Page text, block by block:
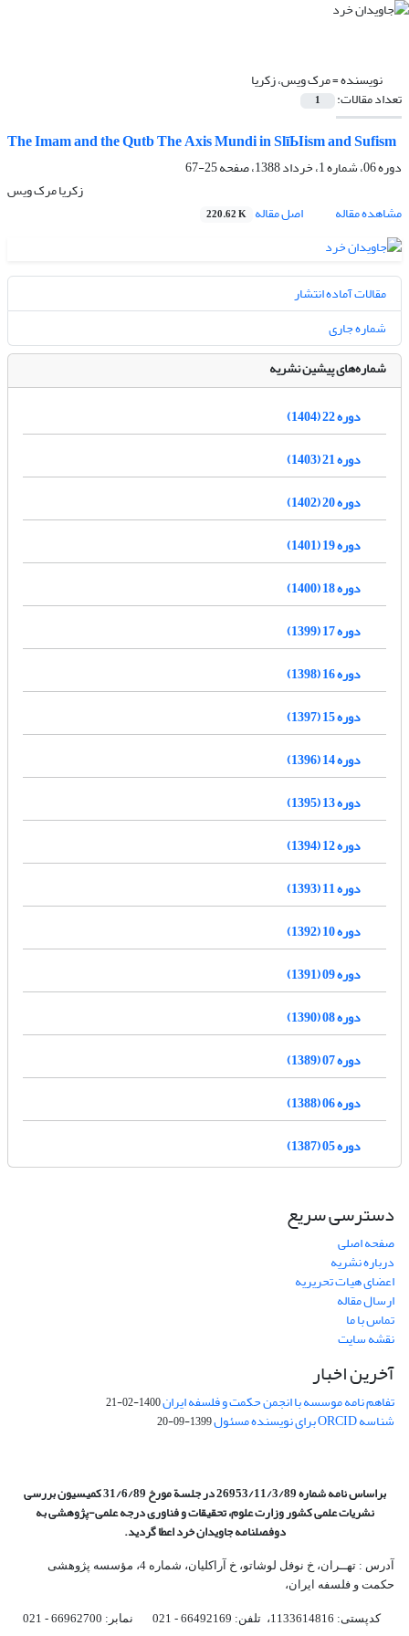
نویسنده =مرک ویس، زکریا
تعداد مقالات: 1
The Imam and the Qutb The Axis Mundi in SlīЫism and Sufism
دوره 06، شماره 1، خرداد 1388، صفحه
25-67
زکریا مرک ویس
مشاهده مقاله
اصل مقاله 220.62 K
مقالات آماده انتشار
شماره جاری
شماره‌های پیشین نشریه
دوره 22 (1404)
دوره 21 (1403)
دوره 20 (1402)
دوره 19 (1401)
دوره 18 (1400)
دوره 17 (1399)
دوره 16 (1398)
دوره 15 (1397)
دوره 14 (1396)
دوره 13 (1395)
دوره 12 (1394)
دوره 11 (1393)
دوره 10 (1392)
دوره 09 (1391)
دوره 08 (1390)
دوره 07 (1389)
دوره 06 (1388)
دوره 05 (1387)
دسترسی سریع
صفحه اصلی
درباره نشریه
اعضای هیات تحریریه
ارسال مقاله
تماس با ما
نقشه سایت
آخرین اخبار
تفاهم نامه موسسه با انجمن حکمت و فلسفه ایران1400-02-21
شناسه ORCID برای نویسنده مسئول 1399-09-20
براساس نامه شماره 26953/11/3/89 در جلسة مورخ 31/6/89 کمیسیون
بررسی
نشریات علمی کشور وزارت علوم، تحقیقات و فناوری درجه علمی‌-پژوهشیبه
دوفصلنامه جاویدان خرد اعطا گردید.
آدرس : تهــران، خ نوفل لوشاتو، خ آراکلیان، شماره 4،‌ مؤسسه پژوهشی
حکمت و فلسفه ایران،‌
کدپستی: 1133614816، تلفن: 66492169 - 021 نمابر: 66962700 - 021